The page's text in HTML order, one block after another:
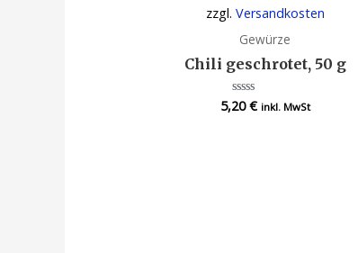
zzgl. Versandkosten
Gewürze
Chili geschrotet, 50 g
Bewertet
5,20€ inkl. MwSt